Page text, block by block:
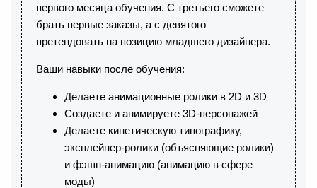
первого месяца обучения. С третьего сможете
брать первые заказы, а с девятого —
претендовать на позицию младшего дизайнера.
Ваши навыки после обучения:
Делаете анимационные ролики в 2D и 3D
Создаете и анимируете 3D-персонажей
Делаете кинетическую типографику,
эксплейнер-ролики (объясняющие ролики)
и фэшн-анимацию (анимацию в сфере
моды)